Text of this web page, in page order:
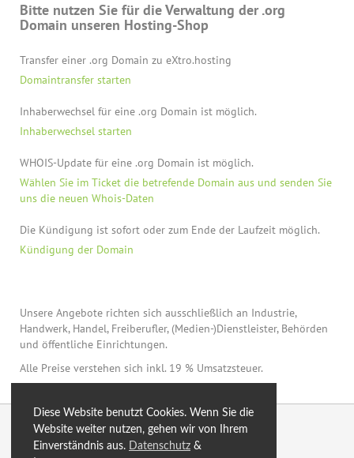
Diese Website benutzt Cookies. Wenn Sie die
Website weiter nutzen, gehen wir von Ihrem
Einverständnis aus. Datenschutz &
Bitte nutzen Sie für die Verwaltung der .org
Domain unseren Hosting-Shop
Transfer einer .org Domain zu eXtro.hosting
Domaintransfer starten
Inhaberwechsel für eine .org Domain ist möglich.
Inhaberwechsel starten
WHOIS-Update für eine .org Domain ist möglich.
Wählen Sie im Ticket die betrefende Domain aus und senden Sie
uns die neuen Whois-Daten
Die Kündigung ist sofort oder zum Ende der Laufzeit möglich.
Kündigung der Domain
Unsere Angebote richten sich ausschließlich an Industrie,
Handwerk, Handel, Freiberufler, (Medien-)Dienstleister, Behörden
und öffentliche Einrichtungen.
Alle Preise verstehen sich inkl. 19 % Umsatzsteuer.
© 2026 by eXtro.hosting